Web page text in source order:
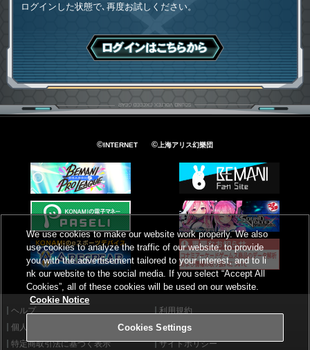
ログインした状態で､再度お試しください。
ログインはこちら
©INTERNET ©上海アリス幻樂団
ヘルプ
利用規約
個人情報等保護方針
外部送信について
特定商取引法に基づく表示
サイトポリシー
We use cookies to make our website work properly. We also
use cookies to analyze the traffic of our website, to provide
you with the advertisement tailored to your interest, and to li
nk our website to the social media. If you select “Accept All
Cookies”, all of these cookies will be used on our website.
Cookie Notice
Cookies Settings